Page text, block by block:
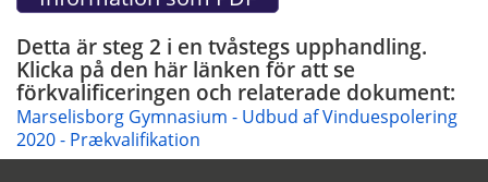
Detta är steg 2 i en tvåstegs upphandling.
Klicka på den här länken för att se
förkvalificeringen och relaterade dokument:
Marselisborg Gymnasium - Udbud af Vinduespolering
2020 - Prækvalifikation